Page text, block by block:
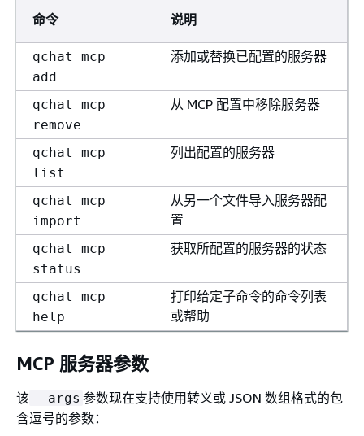
命令 说明
qchat mcp
add
添加或替换已配置的服务器
qchat mcp
remove
从 MCP 配置中移除服务器
qchat mcp
list
列出配置的服务器
qchat mcp
import
从另一个文件导入服务器配
置
qchat mcp
status
获取所配置的服务器的状态
qchat mcp
help
打印给定子命令的命令列表
或帮助
MCP 服务器参数
该 --args 参数现在支持使用转义或 JSON 数组格式的包
含逗号的参数：